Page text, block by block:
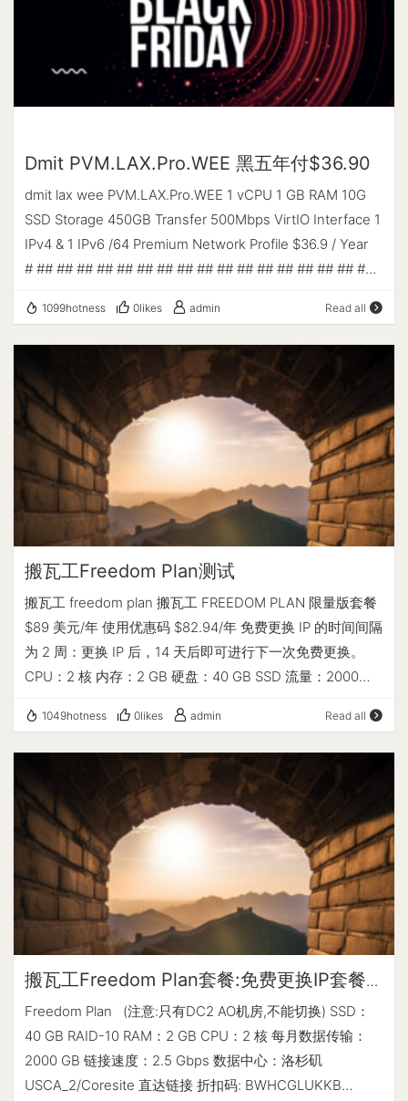
-----------CPU测试--通过sysbench测试----------------
--------- -> CPU 测试中 (Fast Mode, 1-Pass @ 5sec) 1
线程测试(单核)得分: 1568 Scores ---------------------内
存测试--感谢lemonbench开源----------------------- ->
------磁盘dd读写测试--感谢lemonbench开源-----------
--------- -> 磁盘IO测试中 (4K Block/1M Block, Direct
Mode) 测试操作 写速度 读速度 100MB-4K Block 20.7
MB/s (5054 IOPS, 5.07s) 32.6 MB/s (7966 IOPS, 3.21s)
1GB-1M Block 958 MB/s (914 IOPS, 1.09s) 1.1 GB/s (1016
yabs开源---------------------- Block Size…
CPU cores : 1 @ 2699.998 MHz AES-NI : ✔ Enabled VM-
x/AMD-V : ❌ Disabled RAM : 457.5 MiB Swap : 1023.0
MiB Disk : 28.4 GiB Distro : Debian GNU/Linux 12
(bookworm) Kernel : 6.1.0-15-amd64 VM Type : KVM
IPv4/IPv6 : ✔ Online / ✔ Online IPv6 Network
Multacom Corporation ASN : AS35916 MULTACOM
Los Angeles, California (CA) Country : United States fio
Disk Speed Tests (Mixed R/W 50/50) (Partition
/dev/vda1): --------------------------------- Block Size |
4k (IOPS) | 64k (IOPS) ------ | --- ---- | ---- ---- Read |
7.36 MB/s (1.8k) | 113.22 MB/s (1.7k) Write | 7.39 MB/s
(1.8k) | 113.81 MB/s (1.7k) Total | 14.76 MB/s (3.6k) |
227.03 MB/s (3.5k) | | Block Size | 512k (IOPS) | 1m
(IOPS) ------ | --- ---- | ---- ---- Read | 349.38 MB/s
(682) | 360.17 MB/s (351) Write | 367.95 MB/s (718) |
384.15 MB/s (375) Total | 717.34 MB/s (1.4k) | 744.33
MB/s (726) iperf3 Network Speed Tests (IPv4): ---------
------------------------ Provider | Location (Link)…
Dmit PVM.LAX.Pro.WEE 黑五年付$36.90
dmit lax wee PVM.LAX.Pro.WEE 1 vCPU 1 GB RAM 10G
SSD Storage 450GB Transfer 500Mbps VirtIO Interface 1
IPv4 & 1 IPv6 /64 Premium Network Profile $36.9 / Year
# ## ## ## ## ## ## ## ## ## ## ## ## ## ## ## ## ##
https://github.com/masonr/yet-another-bench-script # #
## ## ## ## ## ## ## ## ## ## ## ## ## ## ## ## ## #
Basic System Information: ------------------------------
--- Uptime : 0 days, 0 hours, 14 minutes Processor :
AMD EPYC 7402P 24-Core Processor CPU cores : 1 @
2794.630 MHz AES-NI : ✔ Enabled VM-x/AMD-V : ✔
Enabled RAM : 960.6 MiB Swap : 0.0 KiB Disk : 9.7 GiB
Distro : Debian GNU/Linux 12 (bookworm) Kernel : 6.1.0-
13-amd64 VM Type : KVM IPv4/IPv6 : ✔ Online / ✔
Online IPv6 Network Information: -----------------------
---------- ISP : DMIT Cloud Services ASN : AS906 DMIT
Los Angeles, California (CA) Country : United States fio
Disk Speed Tests (Mixed R/W 50/50) (Partition
/dev/vda1): --------------------------------- Block Size |
4k (IOPS) | 64k (IOPS) ------ | --- ---- | ---- ---- Read |
12.78 MB/s (3.1k) | 195.57 MB/s (3.0k) Write | 12.78 MB/s
(3.1k) | 196.60 MB/s (3.0k) Total | 25.57 MB/s (6.3k) |
392.17 MB/s (6.1k) | | Block Size | 512k (IOPS) | 1m (IOPS)
------ | --- ---- | ---- ---- Read | 1.02 GB/s (1.9k) | 1.00
GB/s (986) Write | 1.07 GB/s (2.1k) | 1.07 GB/s (1.0k)…
1099hotness 0likes admin Read all
搬瓦工Freedom Plan测试
搬瓦工 freedom plan 搬瓦工 FREEDOM PLAN 限量版套餐
$89 美元/年 使用优惠码 $82.94/年 免费更换 IP 的时间间隔
为 2 周：更换 IP 后，14 天后即可进行下一次免费更换。
CPU：2 核 内存：2 GB 硬盘：40 GB SSD 流量：2000
可迁移 性能测试: # ## ## ## ## ## ## ## ## ## ## ## ##
## ## ## ## ## # # Yet-Another-Bench-Script # #
v2023-09-06 # # https://github.com/masonr/yet-
another-bench-script # # ## ## ## ## ## ## ## ## ##
## ## ## ## ## ## ## ## # Wed Sep 13 06:24:00 PM
PDT 2023 Basic System Information: -------------------
-------------- Uptime : 0 days, 1 hours, 18 minutes
Processor : QEMU Virtual CPU version (cpu64-rhel6)
CPU cores : 2 @ 2599.998 MHz AES-NI : ✔ Enabled VM-
x/AMD-V : ❌ Disabled RAM : 1.9 GiB Swap : 1024.0 MiB
Disk : 39.3 GiB Distro : Debian GNU/Linux 12 (bookworm)
Online / ❌ Offline IPv4 Network Information: ------------
--------------------- ISP : IT7 Networks Inc ASN :
AS25820 IT7 Networks Inc Host : IT7 Networks Inc
Location : Los Angeles, California (CA) Country : United
1049hotness 0likes admin Read all
搬瓦工Freedom Plan套餐:免费更换IP套餐
上线$89/year,折扣后$82.94/year
Freedom Plan (注意:只有DC2 AO机房,不能切换) SSD：
40 GB RAID-10 RAM：2 GB CPU：2 核 每月数据传输：
2000 GB 链接速度：2.5 Gbps 数据中心：洛杉矶
USCA_2/Coresite 直达链接 折扣码: BWHCGLUKKB